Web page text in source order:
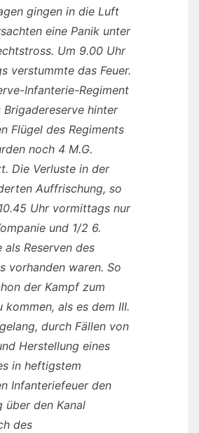
gingen in die Luft
eine Panik unter
Um 9.00 Uhr
verstummte das Feuer.
Infanterie-Regiment
Brigadereserve hinter
Flügel des Regiments
noch 4 M.G.
Die Verluste in der
Auffrischung, so
Uhr vormittags nur
und 1/2 6.
als Reserven des
vorhanden waren. So
der Kampf zum
kommen, als es dem III.
durch Fällen von
Herstellung eines
in heftigstem
Infanteriefeuer den
über den Kanal
des